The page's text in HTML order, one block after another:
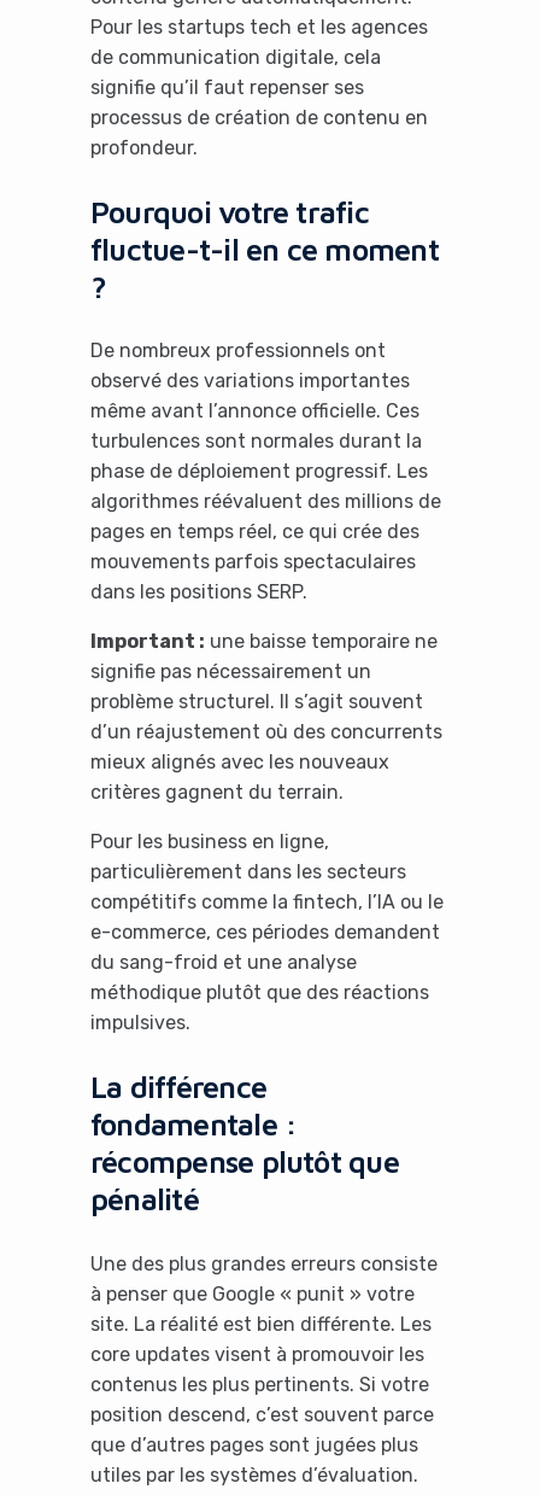
Pour les startups tech et les agences
de communication digitale, cela
signifie qu’il faut repenser ses
processus de création de contenu en
profondeur.
Pourquoi votre trafic
fluctue-t-il en ce moment
?
De nombreux professionnels ont
observé des variations importantes
même avant l’annonce officielle. Ces
turbulences sont normales durant la
phase de déploiement progressif. Les
algorithmes réévaluent des millions de
pages en temps réel, ce qui crée des
mouvements parfois spectaculaires
dans les positions SERP.
Important : une baisse temporaire ne
signifie pas nécessairement un
problème structurel. Il s’agit souvent
d’un réajustement où des concurrents
mieux alignés avec les nouveaux
critères gagnent du terrain.
Pour les business en ligne,
particulièrement dans les secteurs
compétitifs comme la fintech, l’IA ou le
e-commerce, ces périodes demandent
du sang-froid et une analyse
méthodique plutôt que des réactions
impulsives.
La différence
fondamentale :
récompense plutôt que
pénalité
Une des plus grandes erreurs consiste
à penser que Google « punit » votre
site. La réalité est bien différente. Les
core updates visent à promouvoir les
contenus les plus pertinents. Si votre
position descend, c’est souvent parce
que d’autres pages sont jugées plus
utiles par les systèmes d’évaluation.